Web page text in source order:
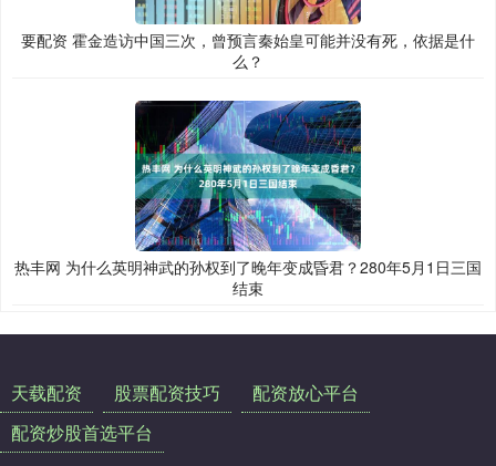
要配资 霍金造访中国三次，曾预言秦始皇可能并没有死，依据是什
么？
热丰网 为什么英明神武的孙权到了晚年变成昏君？280年5月1日三国
结束
天载配资 股票配资技巧
配资放心平台
配资炒股首选平台